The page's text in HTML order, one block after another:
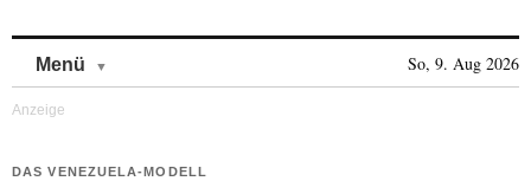
Menü So, 9. Aug 2026
DAS VENEZUELA-MODELL